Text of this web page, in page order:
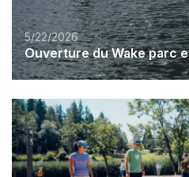
5/22/2026